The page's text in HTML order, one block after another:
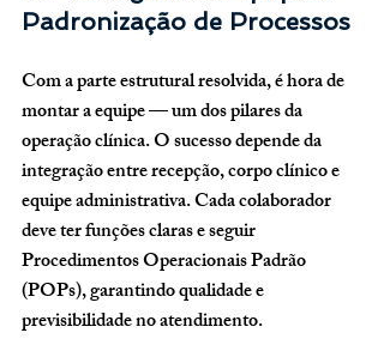
Padronização de Processos
Com a parte estrutural resolvida, é hora de
montar a equipe — um dos pilares da
operação clínica. O sucesso depende da
integração entre recepção, corpo clínico e
equipe administrativa. Cada colaborador
deve ter funções claras e seguir
Procedimentos Operacionais Padrão
(POPs), garantindo qualidade e
previsibilidade no atendimento.